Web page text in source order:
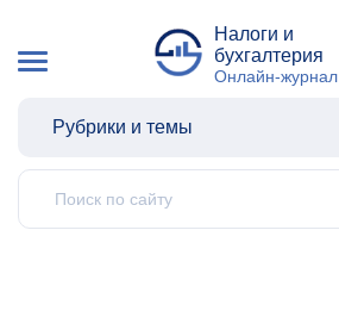
Налоги и
бухгалтерия
Онлайн-журнал
Рубрики и темы